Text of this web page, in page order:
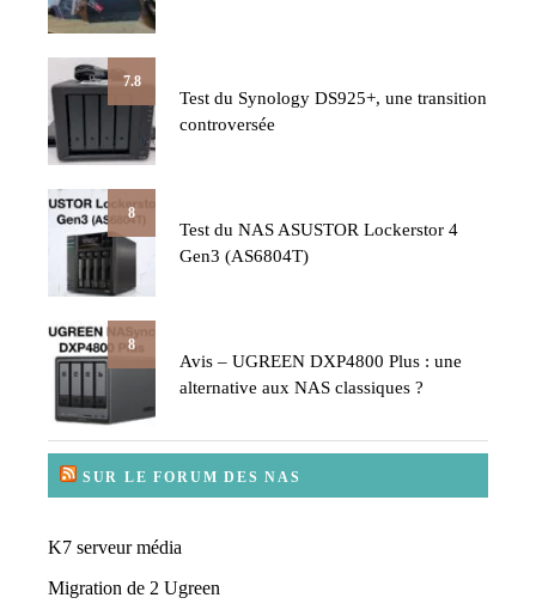
7.8
Test du Synology DS925+, une transition
controversée
8
Test du NAS ASUSTOR Lockerstor 4
Gen3 (AS6804T)
8
Avis – UGREEN DXP4800 Plus : une
alternative aux NAS classiques ?
SUR LE FORUM DES NAS
K7 serveur média
Migration de 2 Ugreen